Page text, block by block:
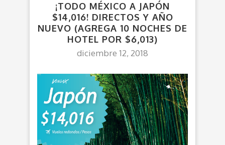
¡TODO MÉXICO A JAPÓN
$14,016! DIRECTOS Y AÑO
NUEVO (AGREGA 10 NOCHES DE
HOTEL POR $6,013)
diciembre 12, 2018